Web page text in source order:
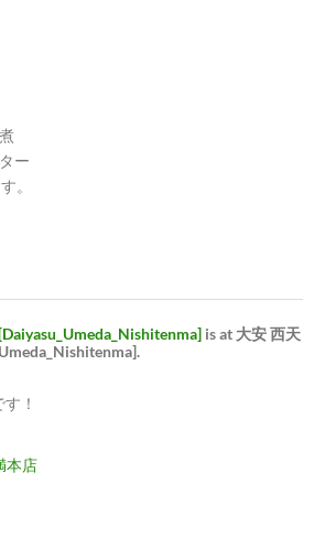
ー
。
is at 大安 西天
！
本店